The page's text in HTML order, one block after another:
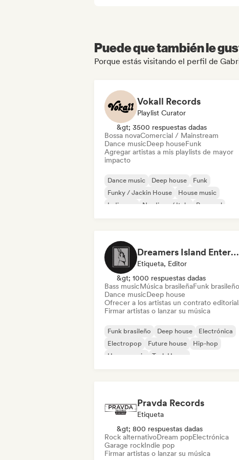
Puede que también le
Porque estás visitando el perfil de
Vokall Records
Playlist Curator
&gt; 3500 respuestas dadas
Bossa novaComercial / Mainstream
Dance musicDeep houseFunk
Agregar artistas a mis playlists de mayor
impacto
Dance music Deep house
Funk
Funky / Jackin House
House music
Indie pop
Nu-disco / Italo Pop soul
Dreamers Island Entertainment
Etiqueta, Editor
&gt; 1000 respuestas dadas
Bass musicMúsica brasileñaFunk brasileño
Dance musicDeep house
Ofrecer a los artistas un contrato
Firmar artistas o lanzar su música
Funk brasileño Deep house
Electrónica
Electropop
Future house
Hip-hop
House music
Tech House
Pravda Records
Etiqueta
&gt; 800 respuestas dadas
Rock alternativoDream popElectrónica
Garage rockIndie pop
Firmar artistas o lanzar su música